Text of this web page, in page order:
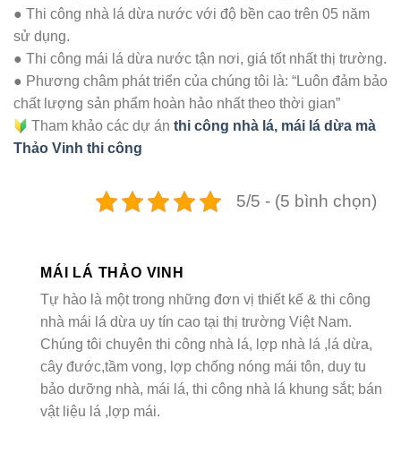
● Thi công nhà lá dừa nước với độ bền cao trên 05 năm
sử dụng.
● Thi công mái lá dừa nước tận nơi, giá tốt nhất thị trường.
● Phương châm phát triển của chúng tôi là: “Luôn đảm bảo
chất lượng sản phẩm hoàn hảo nhất theo thời gian”
Tham khảo các dự án thi công nhà lá, mái lá dừa mà
Thảo Vinh thi công
5/5 - (5 bình chọn)
MÁI LÁ THẢO VINH
Tự hào là một trong những đơn vị thiết kế & thi công
nhà mái lá dừa uy tín cao tại thị trường Việt Nam.
Chúng tôi chuyên thi công nhà lá, lợp nhà lá ,lá dừa,
cây đước,tầm vong, lợp chống nóng mái tôn, duy tu
bảo dưỡng nhà, mái lá, thi công nhà lá khung sắt; bán
vật liệu lá ,lợp mái.